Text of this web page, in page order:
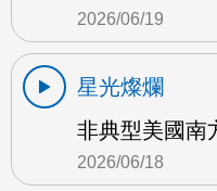
2026/06/19
星光燦爛
非典型美國南
2026/06/18